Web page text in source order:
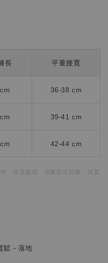
長 平量腰寬
36-38 cm
39-41 cm
42-44 cm
、水洗處理、測量點等因素，
鬆 －落地